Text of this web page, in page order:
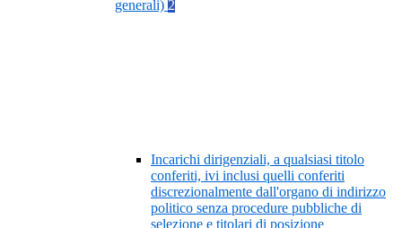
generali) 2
Incarichi dirigenziali, a qualsiasi titolo
conferiti, ivi inclusi quelli conferiti
discrezionalmente dall'organo di indirizzo
politico senza procedure pubbliche di
selezione e titolari di posizione